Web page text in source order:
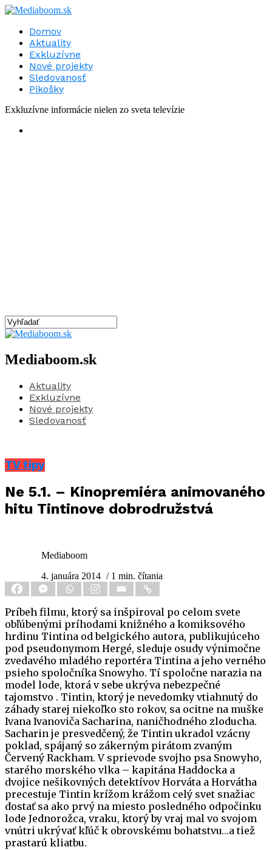
Domov
Aktuality
Exkluzívne
Nové projekty
Sledovanosť
Pikošky
Exkluzívne informácie nielen zo sveta televízie
Mediaboom.sk
Aktuality
Exkluzívne
Nové projekty
Sledovanosť
TV tipy
Ne 5.1. – Kinopremiéra animovaného
hitu Tintinove dobrodružstvá
Mediaboom
4. januára 2014 / 1 min. čítania
Príbeh filmu, ktorý sa inšpiroval po celom svete
obľúbenými príhodami knižného a komiksového
hrdinu Tintina od belgického autora, publikujúceho
pod pseudonymom Hergé, sleduje osudy výnimočne
zvedavého mladého reportéra Tintina a jeho verného
psieho spoločníka Snowyho. Tí spoločne narazia na
model lode, ktorá v sebe ukrýva nebezpečné
tajomstvo . Tintin, ktorý je nevedomky vtiahnutý do
záhady starej niekoľko sto rokov, sa ocitne na muške
Ivana Ivanoviča Sacharina, naničhodného zloducha.
Sacharin je presvedčený, že Tintin ukradol vzácny
poklad, spájaný so zákerným pirátom zvaným
Červený Rackham. V sprievode svojho psa Snowyho,
starého morského vlka – kapitána Haddocka a
dvojice nešikovných detektívov Horváta a Horvátha
precestuje Tintin krížom krážom celý svet snažiac
dostať sa ako prvý na miesto posledného odpočinku
lode Jednorožca, vraku, ktorý by vraj mal vo svojom
vnútri ukrývať kľúč k obrovskému bohatstvu…a tiež
prastarú kliatbu.